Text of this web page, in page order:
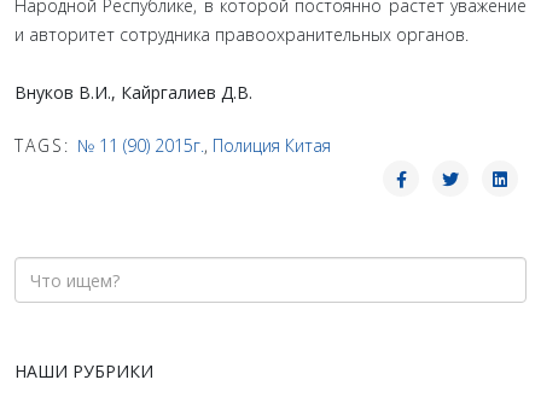
Народной Республике, в которой постоянно растет уважение
и авторитет сотрудника правоохранительных органов.
Внуков В.И., Кайргалиев Д.В.
TAGS: № 11 (90) 2015г., Полиция Китая
НАШИ РУБРИКИ